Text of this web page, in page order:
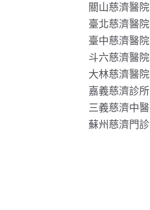
關山慈濟醫院
臺北慈濟醫院
臺中慈濟醫院
斗六慈濟醫院
大林慈濟醫院
嘉義慈濟診所
三義慈濟中醫
蘇州慈濟門診